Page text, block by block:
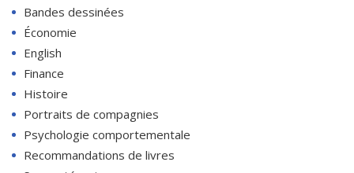
Bandes dessinées
Économie
English
Finance
Histoire
Portraits de compagnies
Psychologie comportementale
Recommandations de livres